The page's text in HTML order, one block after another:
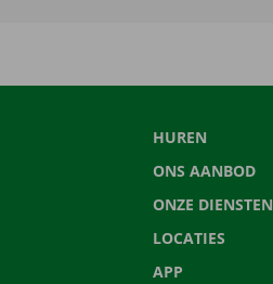
HUREN
ONS AANBOD
ONZE DIENSTEN
LOCATIES
APP